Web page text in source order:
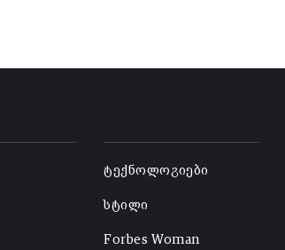
ტექნოლოგიები
სტილი
Forbes Woman